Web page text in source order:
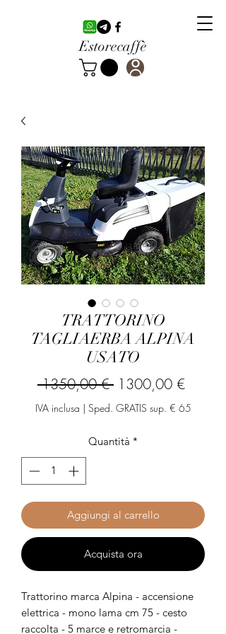
Estorecaffè
TRATTORINO
TAGLIAERBA ALPINA
USATO
1350,00 € Prezzo
regolare
1300,00 €Prezzo
scontato
IVA inclusa | Sped. GRATIS sup. € 65
Quantità *
Aggiungi al carrello
Acquista ora
Trattorino marca Alpina - accensione
elettrica - mono lama cm 75 - cesto
raccolta - 5 marce e retromarcia -